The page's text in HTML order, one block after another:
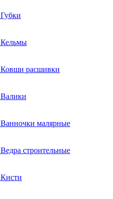
Губки
Кельмы
Ковши расшивки
Валики
Ванночки малярные
Ведра строительные
Кисти